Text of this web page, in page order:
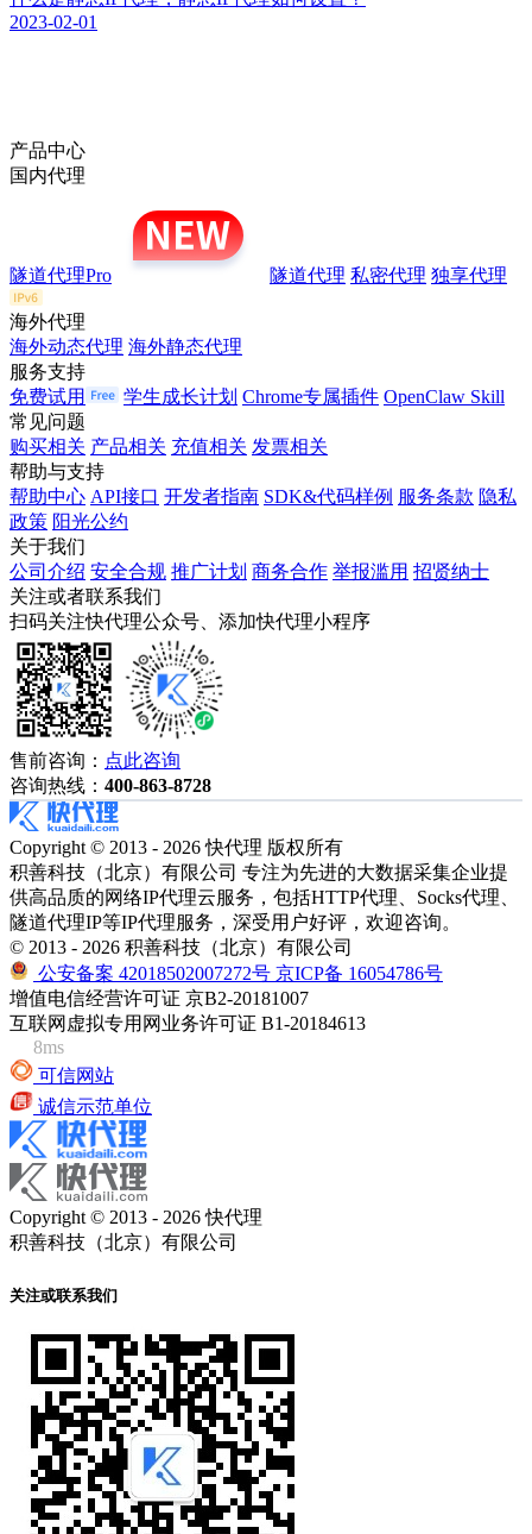
2023-02-01
产品中心
国内代理
隧道代理Pro 隧道代理 私密代理 独享代理
海外代理
海外动态代理 海外静态代理
服务支持
免费试用
学生成长计划 Chrome专属插件 OpenClaw Skill
常见问题
购买相关 产品相关 充值相关 发票相关
帮助与支持
帮助中心 API接口 开发者指南 SDK&代码样例 服务条款 隐私
政策 阳光公约
关于我们
公司介绍 安全合规 推广计划 商务合作 举报滥用 招贤纳士
关注或者联系我们
扫码关注快代理公众号、添加快代理小程序
售前咨询： 点此咨询
咨询热线： 400-863-8728
Copyright © 2013 - 2026 快代理 版权所有
积善科技（北京）有限公司 专注为先进的大数据采集企业提
供高品质的网络IP代理云服务，包括HTTP代理、Socks代理、
隧道代理IP等IP代理服务，深受用户好评，欢迎咨询。
© 2013 - 2026 积善科技（北京）有限公司
公安备案 42018502007272号 京ICP备 16054786号
增值电信经营许可证 京B2-20181007
互联网虚拟专用网业务许可证 B1-20184613
8ms
可信网站
诚信示范单位
Copyright © 2013 - 2026 快代理
积善科技（北京）有限公司
关注或联系我们